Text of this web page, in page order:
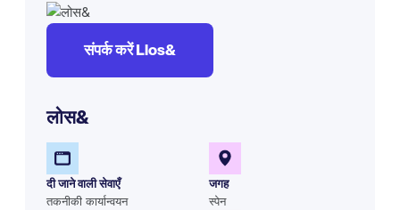
संपर्क करें Llos&
लोस&
दी जाने वाली सेवाएँ
तकनीकी कार्यान्वयन
जगह
स्पेन